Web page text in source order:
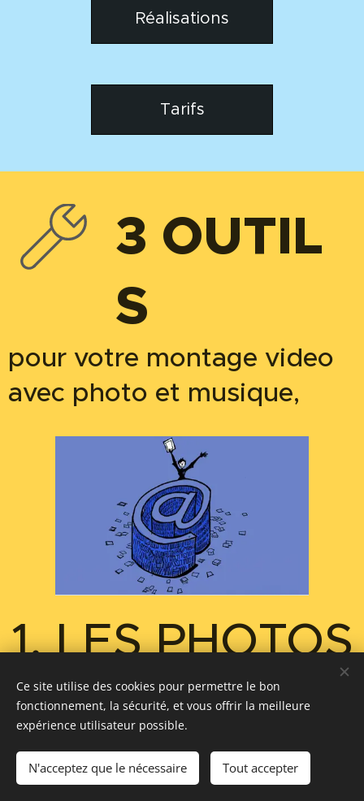
Réalisations
Tarifs
3 OUTIL
S
pour votre montage video
avec photo et musique,
1. LES PHOTOS
pour votre montage video
avec photo et musique
Les photos de votre vidéo sont les éléments
essentiels pour votre montage. Elles vont marquer
Ce site utilise des cookies pour permettre le bon
fonctionnement, la sécurité, et vous offrir la meilleure
expérience utilisateur possible.
N'acceptez que le nécessaire Tout accepter